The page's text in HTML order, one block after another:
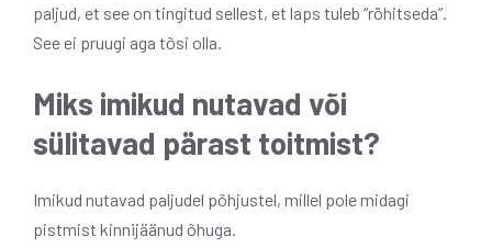
paljud, et see on tingitud sellest, et laps tuleb “röhitseda”.
See ei pruugi aga tõsi olla.
Miks imikud nutavad või
sülitavad pärast toitmist?
Imikud nutavad paljudel põhjustel, millel pole midagi
pistmist kinnijäänud õhuga.